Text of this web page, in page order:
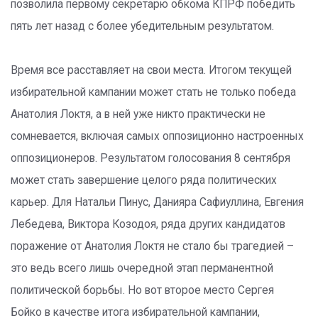
позволила первому секретарю обкома КПРФ победить
пять лет назад с более убедительным результатом.
Время все расставляет на свои места. Итогом текущей
избирательной кампании может стать не только победа
Анатолия Локтя, а в ней уже никто практически не
сомневается, включая самых оппозиционно настроенных
оппозиционеров. Результатом голосования 8 сентября
может стать завершение целого ряда политических
карьер. Для Натальи Пинус, Данияра Сафиуллина, Евгения
Лебедева, Виктора Козодоя, ряда других кандидатов
поражение от Анатолия Локтя не стало бы трагедией –
это ведь всего лишь очередной этап перманентной
политической борьбы. Но вот второе место Сергея
Бойко в качестве итога избирательной кампании,